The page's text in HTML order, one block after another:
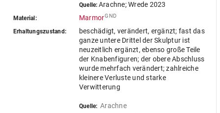
Quelle: Arachne; Wrede 2023
Material: MarmorGND
Erhaltungszustand:
beschädigt, verändert, ergänzt; fast das
ganze untere Drittel der Skulptur ist
neuzeitlich ergänzt, ebenso große Teile
der Knabenfiguren; der obere Abschluss
wurde mehrfach verändert; zahlreiche
kleinere Verluste und starke
Verwitterung
Quelle: Arachne